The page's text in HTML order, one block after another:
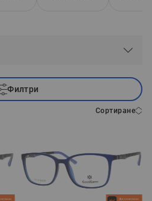
Филтри
Сортиране